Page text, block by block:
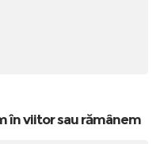
în viitor sau rămânem